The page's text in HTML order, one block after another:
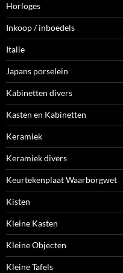
Horloges
Inkoop / inboedels
Italie
Japans porselein
Kabinetten divers
Kasten en Kabinetten
Keramiek
Keramiek divers
Keurtekenplaat Waarborgwet
Kisten
Kleine Kasten
Kleine Objecten
Kleine Tafels